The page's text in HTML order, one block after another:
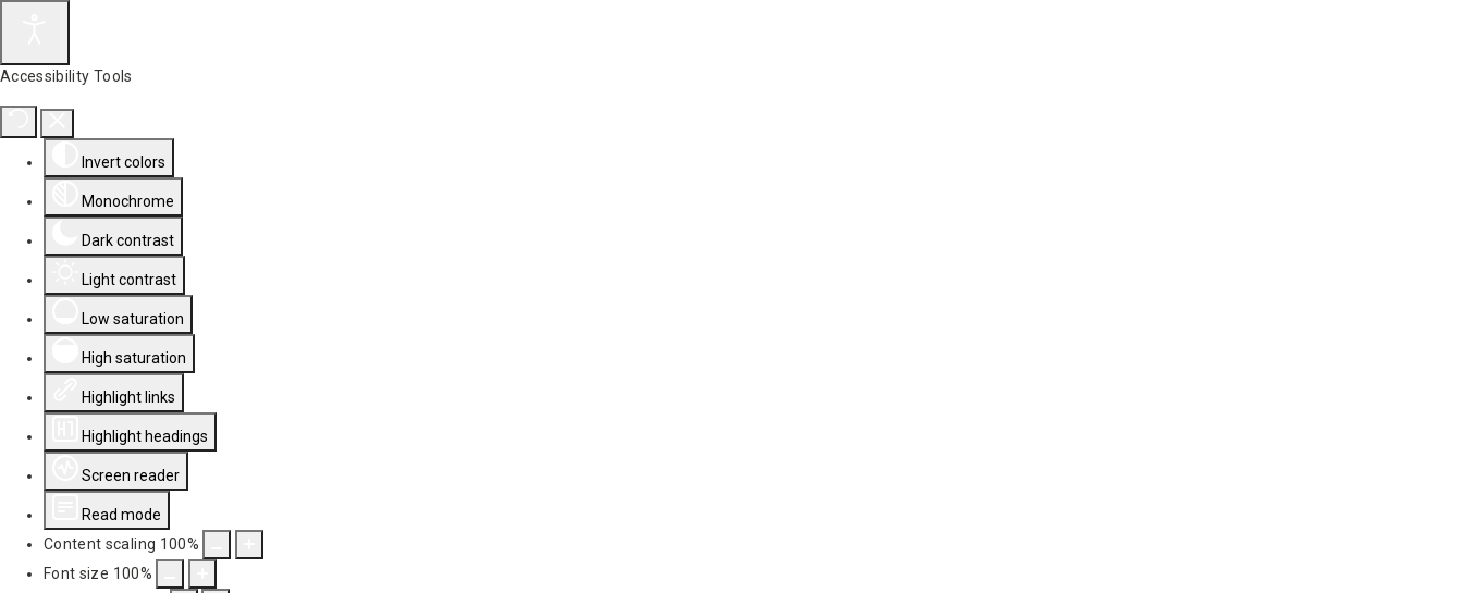
Accessibility Tools
Invert colors
Monochrome
Dark contrast
Light contrast
Low saturation
High saturation
Highlight links
Highlight headings
Screen reader
Read mode
Content scaling 100%
Font size 100%